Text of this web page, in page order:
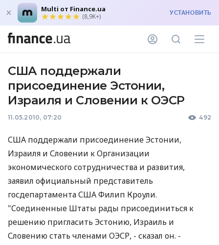
Multi от Finance.ua
(8,9K+) УСТАНОВИТЬ
США поддержали
присоединение Эстонии,
Израиля и Словении к ОЭСР
11.05.2010, 07:20 492
США поддержали присоединение Эстонии,
Израиля и Словении к Организации
экономического сотрудничества и развития,
заявил официальный представитель
госдепартамента США Филип Кроули.
"Соединенные Штаты рады присоединиться к
решению пригласить Эстонию, Израиль и
Словению стать членами ОЭСР, - сказал он. -